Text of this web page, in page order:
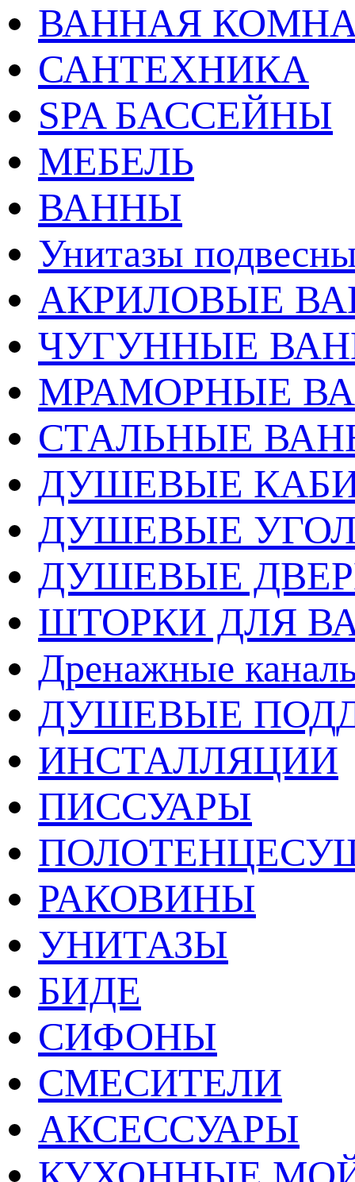
ВАННАЯ
САНТЕХНИКА
SPA БАССЕЙНЫ
МЕБЕЛЬ
ВАННЫ
Унитазы
АКРИЛОВЫЕ
ЧУГУННЫЕ
МРАМОРНЫЕ
СТАЛЬНЫЕ
ДУШЕВЫЕ
ДУШЕВЫЕ
ДУШЕВЫЕ
ШТОРКИ ДЛЯ
Дренажные
ДУШЕВЫЕ
ИНСТАЛЛЯЦИИ
ПИССУАРЫ
РАКОВИНЫ
УНИТАЗЫ
БИДЕ
СИФОНЫ
СМЕСИТЕЛИ
АКСЕССУАРЫ